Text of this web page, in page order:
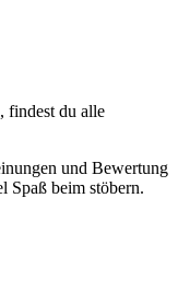
findest du alle
und Bewertung
Spaß beim stöbern.